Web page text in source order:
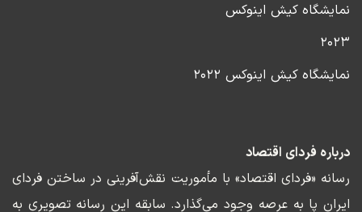
نمایشگاه کیش اینوکس
۲۰۲۳
نمایشگاه کیش اینوکس ۲۰۲۲
درباره فردای اقتصاد
رسانه «فردای اقتصاد» با مأموریت نقش‌آفرینی در ساختن فردای
ایران پا به عرصه وجود می‌گذارد. سابقه این رسانه تصویری به